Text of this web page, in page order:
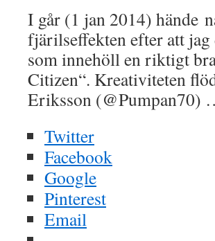
I går (1 jan 2014) hände
fjärilseffekten efter att jag
som innehöll en riktigt
Citizen“. Kreativiteten
Eriksson (@Pumpan70)
Twitter
Facebook
Google
Pinterest
Email